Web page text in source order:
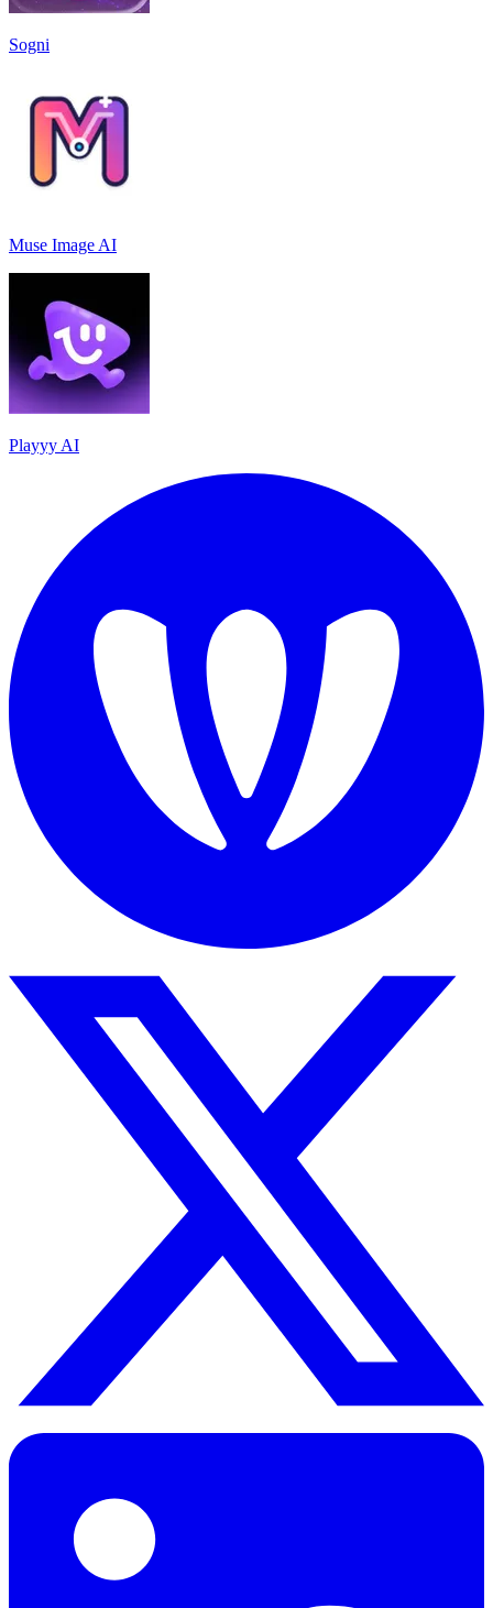
Sogni
Muse Image AI
Playyy AI